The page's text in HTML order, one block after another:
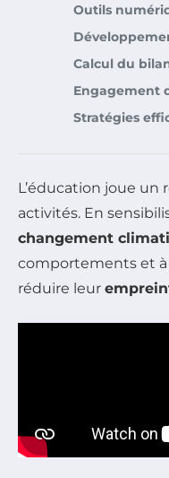
Outils
Calcul du
Engagement
Stratégies
L’éducation joue un
activités. En
changement
comportements et
réduire leur